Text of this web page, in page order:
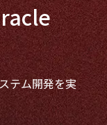
o
テム開発を実